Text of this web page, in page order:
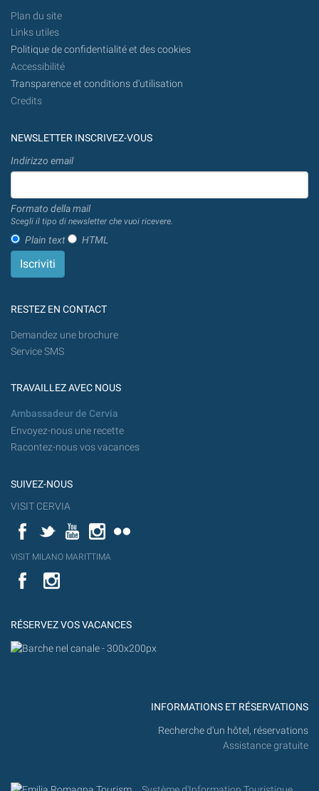
Plan du site
Links utiles
Politique de confidentialité et des cookies
Accessibilité
Transparence et conditions d'utilisation
Credits
NEWSLETTER INSCRIVEZ-VOUS
Indirizzo email
Formato della mail
Scegli il tipo di newsletter che vuoi ricevere.
Plain text HTML
RESTEZ EN CONTACT
Demandez une brochure
Service SMS
TRAVAILLEZ AVEC NOUS
Ambassadeur de Cervia
Envoyez-nous une recette
Racontez-nous vos vacances
SUIVEZ-NOUS
VISIT CERVIA
FacebookTwitterYouTubeInstagram
YouT
VISIT MILANO MARITTIMA
Flick
VISIT
MILANO
YouTube
RÉSERVEZ VOS VACANCES
INFORMATIONS ET RÉSERVATIONS
Recherche d'un hôtel, réservations
Assistance gratuite